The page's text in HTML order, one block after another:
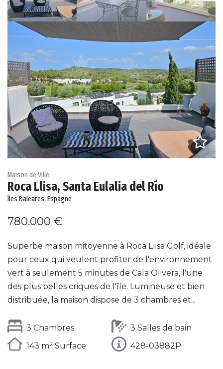
Maison de Ville
Roca Llisa, Santa Eulalia del Río
Îles Baléares, Espagne
780.000 €
Superbe maison mitoyenne à Roca Llisa Golf, idéale
pour ceux qui veulent profiter de l'environnement
vert à seulement 5 minutes de Cala Olivera, l'une
des plus belles criques de l'île. Lumineuse et bien
distribuée, la maison dispose de 3 chambres et...
3 Chambres
3 Salles de bain
143 m² Surface
428-03882P